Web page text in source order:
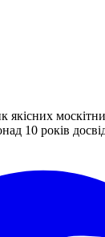
10 років